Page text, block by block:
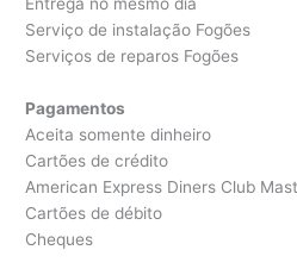
Serviço de instalação Fogões
Serviços de reparos Fogões
Pagamentos
Aceita somente dinheiro
Cartões de crédito
American Express Diners Club
Cartões de débito
Cheques